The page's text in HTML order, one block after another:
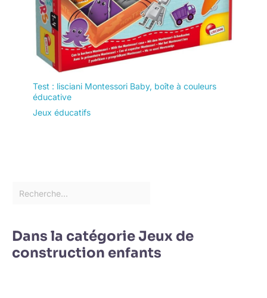
Test : lisciani Montessori Baby, boîte à couleurs
éducative
Jeux éducatifs
Dans la catégorie Jeux de
construction enfants